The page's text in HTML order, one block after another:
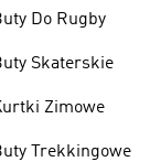
Do Rugby
Skaterskie
Zimowe
Trekkingowe